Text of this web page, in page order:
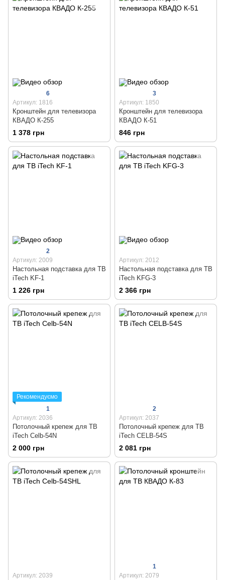
6
Артикул: 1816
Кронштейн для телевизора
КВАДО К-255
1 378 грн
3
Артикул: 1850
Кронштейн для телевизора
КВАДО К-51
846 грн
2
Артикул: 2009
Настольная подставка для ТВ
iTech KF-1
1 226 грн
Артикул: 2012
Настольная подставка для ТВ
iTech KFG-3
2 366 грн
Рекомендуємо
1
Артикул: 2036
Потолочный крепеж для ТВ
iTech Celb-54N
2 000 грн
2
Артикул: 2037
Потолочный крепеж для ТВ
iTech CELB-54S
2 081 грн
Артикул: 2039
1
Артикул: 2079